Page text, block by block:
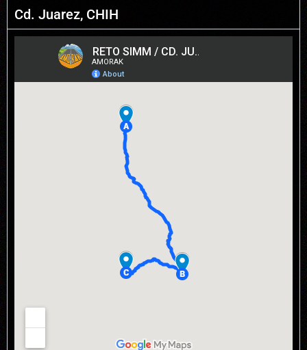
Cd. Juarez, CHIH